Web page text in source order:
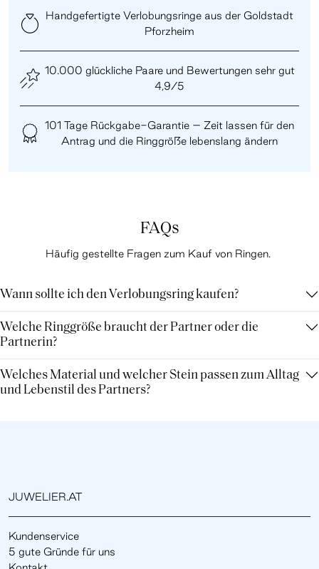
Handgefertigte Verlobungsringe aus der Goldstadt
Pforzheim
10.000 glückliche Paare und Bewertungen sehr gut
4,9/5
101 Tage Rückgabe-Garantie – Zeit lassen für den
Antrag und die Ringgröße lebenslang ändern
FAQs
Häufig gestellte Fragen zum Kauf von Ringen.
Wann sollte ich den Verlobungsring kaufen?
Welche Ringgröße braucht der Partner oder die
Partnerin?
Welches Material und welcher Stein passen zum Alltag
und Lebenstil des Partners?
JUWELIER.AT
Kundenservice
5 gute Gründe für uns